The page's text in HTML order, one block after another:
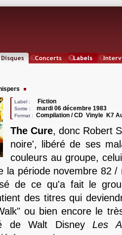
Label : Fiction
Sortie : mardi 06 décembre 1983
Format : Compilation / CD Vinyle K7
The Cure, donc Robert
noire', libéré de ses
couleurs au groupe,
la période novembre 82
de ce qu'a fait le
des titres qui
ou bien encore le
de Walt Disney Les